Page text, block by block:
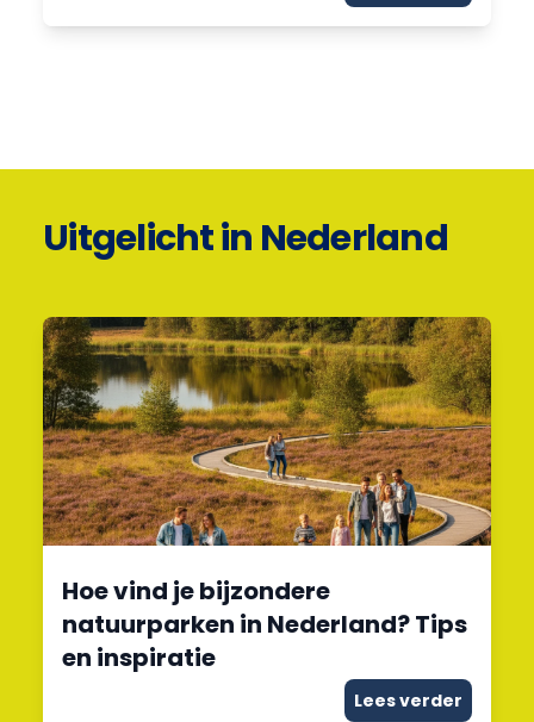
Uitgelicht in Nederland
Hoe vind je bijzondere
natuurparken in Nederland? Tips
en inspiratie
Lees verder